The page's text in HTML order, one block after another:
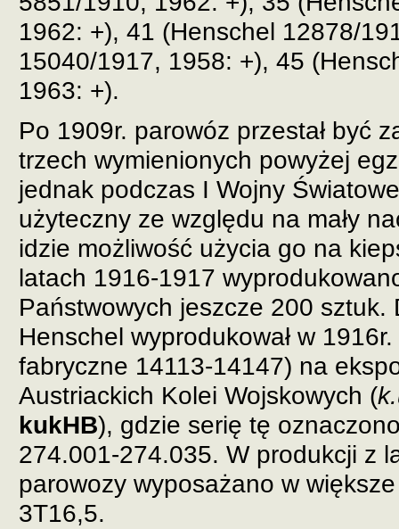
1962: +), 41 (Henschel 12878/
15040/1917, 1958: +), 45
1963: +).
Po 1909r. parowóz przestał być
trzech wymienionych powyżej
jednak podczas I Wojny
użyteczny ze względu na mały
idzie możliwość użycia go na
latach 1916-1917
Państwowych jeszcze 200 sztuk.
Henschel wyprodukował w
fabryczne 14113-14147) na
Austriackich Kolei Wojskowych (
kukHB), gdzie serię tę
274.001-274.035. W produkcji z
parowozy wyposażano w
3T16,5.